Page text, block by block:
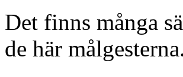
Det finns många
de här